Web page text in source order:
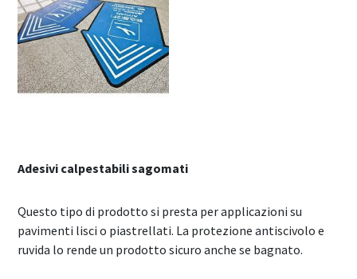
Adesivi calpestabili sagomati
Questo tipo di prodotto si presta per applicazioni su
pavimenti lisci o piastrellati. La protezione antiscivolo e
ruvida lo rende un prodotto sicuro anche se bagnato.